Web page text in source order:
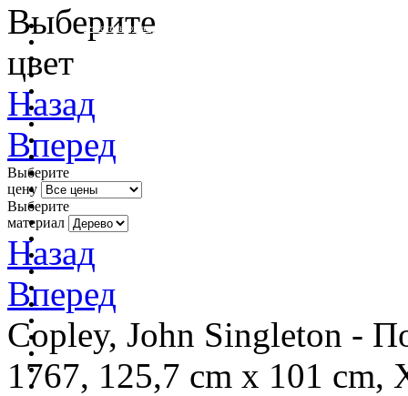
очистить фильтр цвета
Выберите
цвет
Назад
Вперед
Выберите
цену
Выберите
материал
Назад
Вперед
Copley, John Singleton -
1767, 125,7 cm x 101 cm,